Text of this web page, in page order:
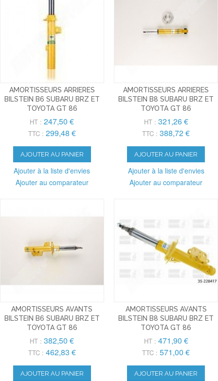
AMORTISSEURS ARRIERES
BILSTEIN B6 SUBARU BRZ ET
TOYOTA GT 86
HT : 247,50 €
TTC : 299,48 €
AJOUTER AU PANIER
Ajouter à la liste d'envies
Ajouter au comparateur
AMORTISSEURS ARRIERES
BILSTEIN B8 SUBARU BRZ ET
TOYOTA GT 86
HT : 321,26 €
TTC : 388,72 €
AJOUTER AU PANIER
Ajouter à la liste d'envies
Ajouter au comparateur
AMORTISSEURS AVANTS
BILSTEIN B6 SUBARU BRZ ET
TOYOTA GT 86
HT : 382,50 €
TTC : 462,83 €
AJOUTER AU PANIER
AMORTISSEURS AVANTS
BILSTEIN B8 SUBARU BRZ ET
TOYOTA GT 86
HT : 471,90 €
TTC : 571,00 €
AJOUTER AU PANIER